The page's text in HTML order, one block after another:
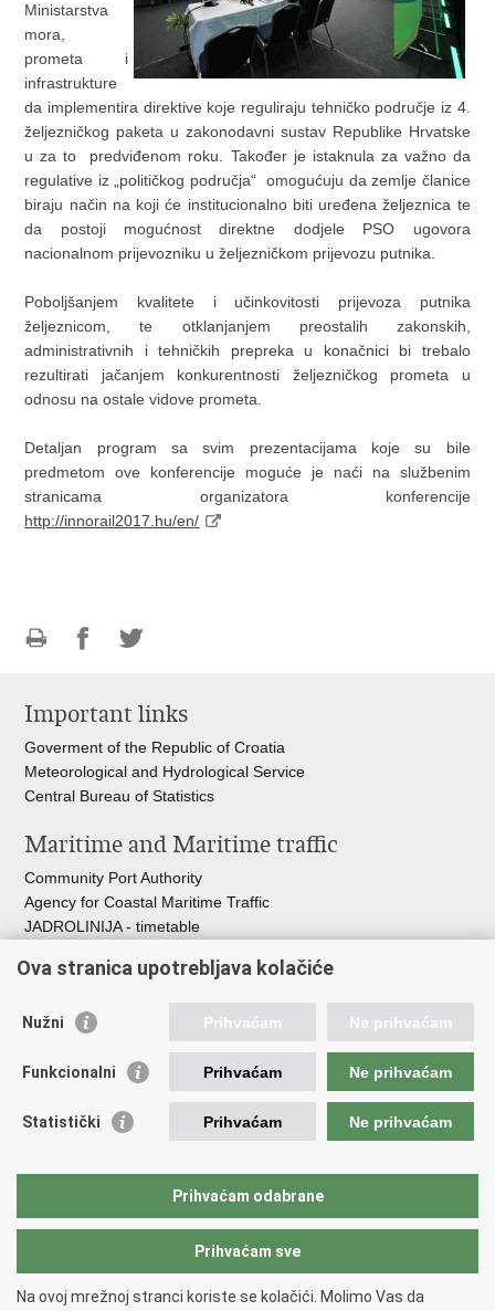
Ministarstva
mora,
prometa i
infrastrukture
da implementira direktive koje reguliraju tehničko područje iz 4.
željezničkog paketa u zakonodavni sustav Republike Hrvatske
u za to predviđenom roku. Također je istaknula za važno da
regulative iz „političkog područja“ omogućuju da zemlje članice
biraju način na koji će institucionalno biti uređena željeznica te
da postoji mogućnost direktne dodjele PSO ugovora
nacionalnom prijevozniku u željezničkom prijevozu putnika.
Poboljšanjem kvalitete i učinkovitosti prijevoza putnika
željeznicom, te otklanjanjem preostalih zakonskih,
administrativnih i tehničkih prepreka u konačnici bi trebalo
rezultirati jačanjem konkurentnosti željezničkog prometa u
odnosu na ostale vidove prometa.
Detaljan program sa svim prezentacijama koje su bile
predmetom ove konferencije moguće je naći na službenim
stranicama organizatora konferencije
http://innorail2017.hu/en/
page
FacebookTwitteru
Important links
Goverment of the Republic of Croatia
Meteorological and Hydrological Service
Central Bureau of Statistics
Maritime and Maritime traffic
Community Port Authority
Agency for Coastal Maritime Traffic
JADROLINIJA - timetable
Croatian Motorways
Bus station Zagreb
Craotian Railways Passenger Transport
Zagreb International Airport - Franjo Tuđman
Copyright © 2026 Ministarstvo mora, prometa i infrastrukture Republike
Ova stranica upotrebljava kolačiće
Nužni Prihvaćam Ne prihvaćam
Funkcionalni Prihvaćam Ne prihvaćam
Statistički Prihvaćam Ne prihvaćam
Prihvaćam odabrane
Prihvaćam sve
Na ovoj mrežnoj stranci koriste se kolačići. Molimo Vas da